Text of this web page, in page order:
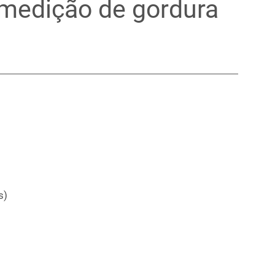
de gordura